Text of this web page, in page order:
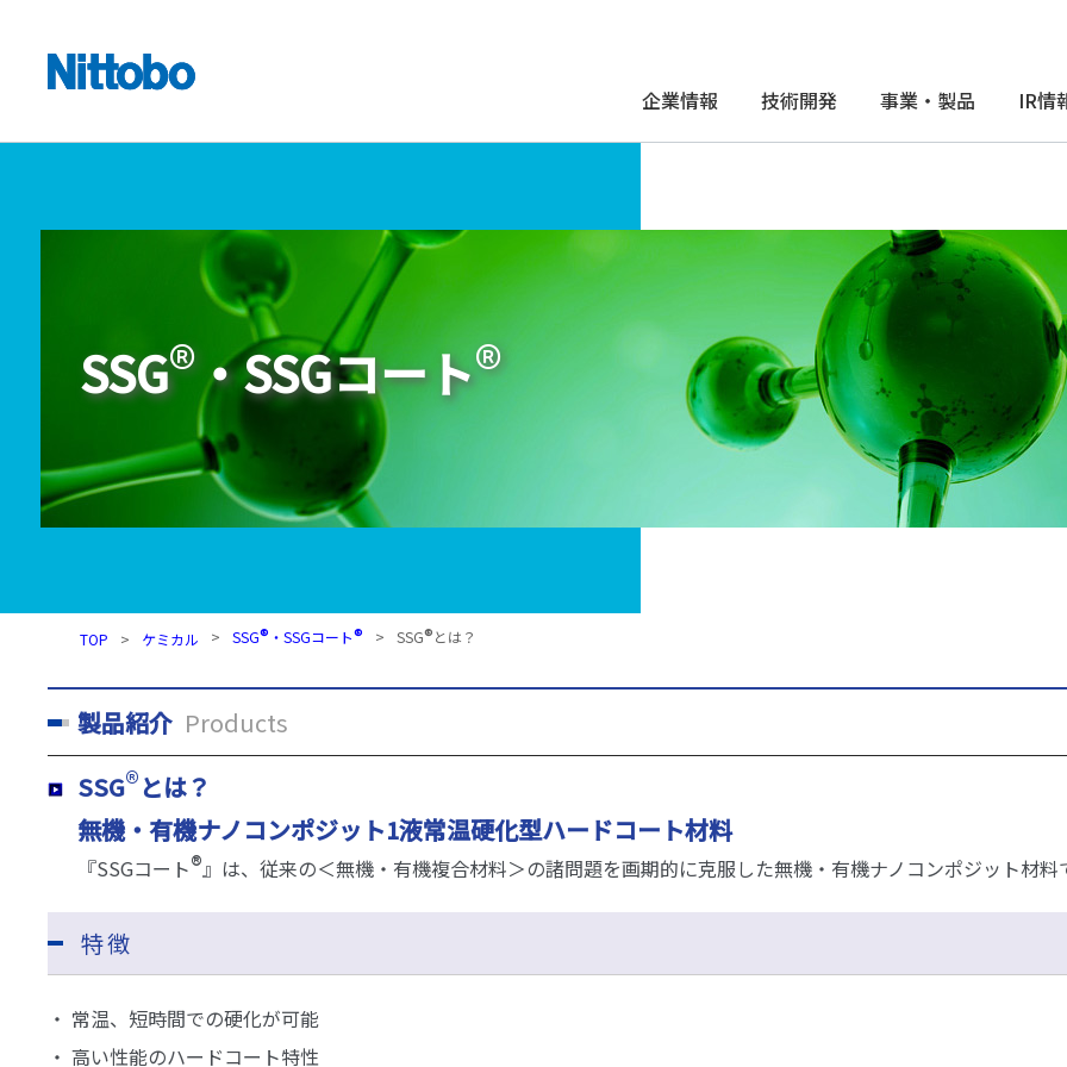
企業情報 技術開発 事業・製品 IR情
SSG®・SSGコート®
TOP ケミカル SSG® ・SSGコート® SSG®とは？
製品紹介 Products
SSG®とは？
無機・有機ナノコンポジット1液常温硬化型ハードコート材料
『SSGコート®』は、従来の＜無機・有機複合材料＞の諸問題を画期的に克服した無機・有機ナノコンポジット材料
特徴
・ 常温、短時間での硬化が可能
・ 高い性能のハードコート特性